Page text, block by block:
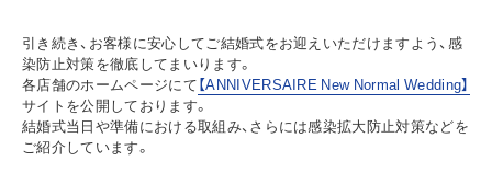
引き続き、お客様に安心してご結婚式をお迎えいただけますよう、感
染防止対策を徹底してまいります。
各店舗のホームページにて【ANNIVERSAIRE New Normal Wedding】
サイトを公開しております。
結婚式当日や準備における取組み、さらには感染拡大防止対策などを
ご紹介しています。